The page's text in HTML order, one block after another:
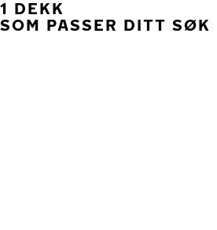
1 DEKK
SOM PASSER DITT SØK